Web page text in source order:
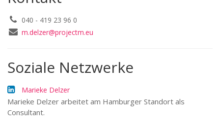
040 - 419 23 96 0
m.delzer@projectm.eu
Soziale Netzwerke
Marieke Delzer
Marieke Delzer arbeitet am Hamburger Standort als
Consultant.